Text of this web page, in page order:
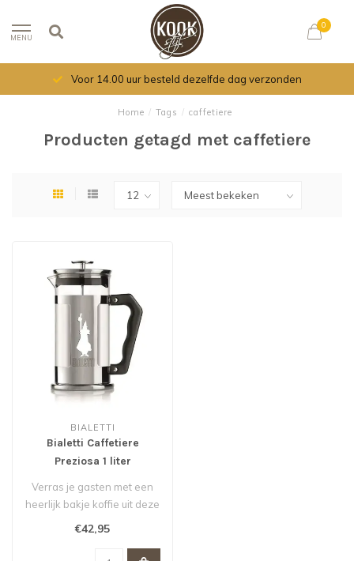
MENU
0
Voor 14.00 uur besteld dezelfde dag verzonden
Home / Tags / caffetiere
Producten getagd met caffetiere
BIALETTI
Bialetti Caffetiere
Preziosa 1 liter
Verras je gasten met een
heerlijk bakje koffie uit deze
luxe caffetiere van Bial..
€42,95